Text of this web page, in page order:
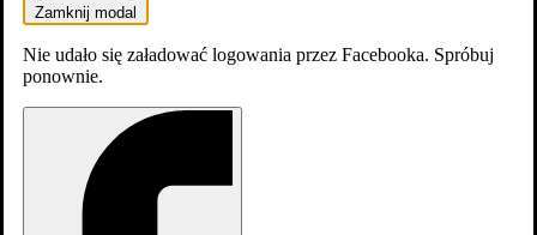
Zamknij modal
Nie udało się załadować logowania przez Facebooka. Spróbuj
ponownie.